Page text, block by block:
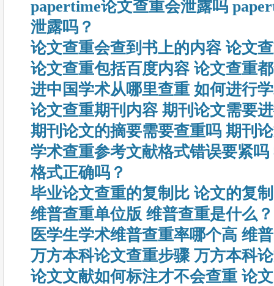
papertime论文查重会泄露吗
泄露吗？
论文查重会查到书上的内容 论文
论文查重包括百度内容 论文查重
进中国学术从哪里查重 如何进行
论文查重期刊内容 期刊论文需要
期刊论文的摘要需要查重吗 期刊
学术查重参考文献格式错误要紧
格式正确吗？
毕业论文查重的复制比 论文的复
维普查重单位版 维普查重是什么？
医学生学术维普查重率哪个高 维
万方本科论文查重步骤 万方本科
论文文献如何标注才不会查重 论